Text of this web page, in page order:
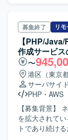
実装するスキル
識・経験をお持ちの
ンフラはAWS
BigQuery）を
RDS（Aurora
ドルウェアと
SQS、SNSを
11-12、
8.5、
Cursor、
としてドメイ
用しています
募集終了 リ
【PHP/
作成サービ
〜
港区（東京都
サーバサイ
PHP ・ AWS
【募集背景】
を拡大されて
トであり続け